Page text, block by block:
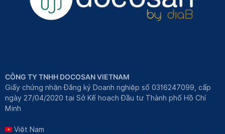
CÔNG TY TNHH DOCOSAN VIETNAM
Giấy chứng nhận Đăng ký Doanh nghiệp số 0316247099, cấp
ngày 27/04/2020 tại Sở Kế hoạch Đầu tư Thành phố Hồ Chí
Minh
Việt Nam